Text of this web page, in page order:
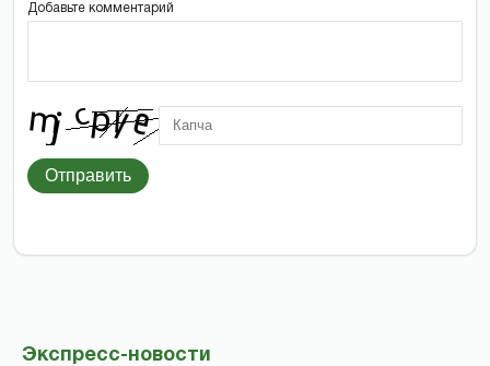
Экспресс-новости
Добавьте комментарий
Отправить